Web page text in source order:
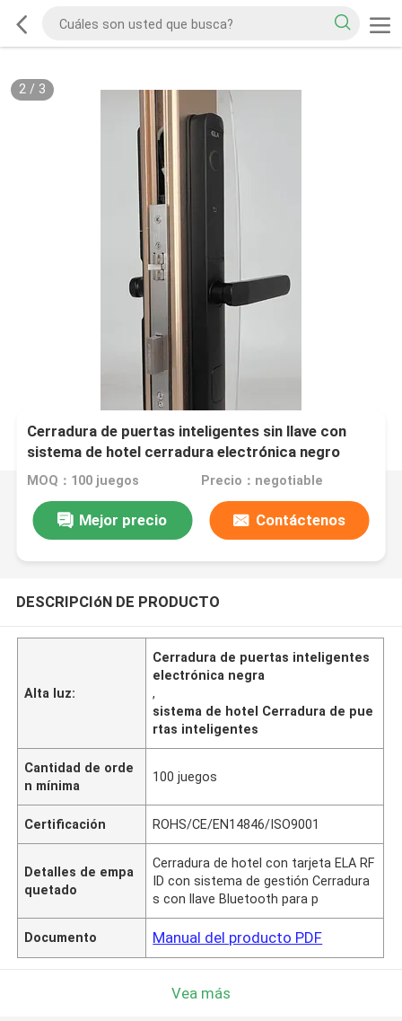
2/ 3
Cerradura de puertas inteligentes sin llave con
sistema de hotel cerradura electrónica negro
MOQ：100 juegos Precio：negotiable
Mejor precio Contáctenos
DESCRIPCIóN DE PRODUCTO
Alta luz:
Cerradura de puertas inteligentes
electrónica negra
,
sistema de hotel Cerradura de pue
rtas inteligentes
Cantidad de orde
n mínima
100 juegos
Certificación ROHS/CE/EN14846/ISO9001
Detalles de empa
quetado
Cerradura de hotel con tarjeta ELA RF
ID con sistema de gestión Cerradura
s con llave Bluetooth para p
Documento Manual del producto PDF
Vea más